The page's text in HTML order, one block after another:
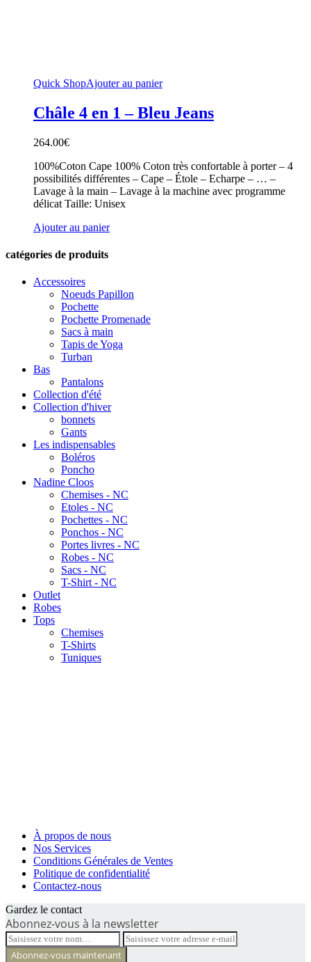
Quick ShopAjouter au panier
Châle 4 en 1 – Bleu Jeans
264.00€
100%Coton Cape 100% Coton très confortable à porter – 4
possibilités différentes – Cape – Étole – Echarpe – … –
Lavage à la main – Lavage à la machine avec programme
délicat Taille: Unisex
Ajouter au panier
catégories de produits
Accessoires
Noeuds Papillon
Pochette
Pochette Promenade
Sacs à main
Tapis de Yoga
Turban
Bas
Pantalons
Collection d'été
Collection d'hiver
bonnets
Gants
Les indispensables
Boléros
Poncho
Nadine Cloos
Chemises - NC
Etoles - NC
Pochettes - NC
Ponchos - NC
Portes livres - NC
Robes - NC
Sacs - NC
T-Shirt - NC
Outlet
Robes
Tops
Chemises
T-Shirts
Tuniques
À propos de nous
Nos Services
Conditions Générales de Ventes
Politique de confidentialité
Contactez-nous
Gardez le contact
Abonnez-vous à la newsletter